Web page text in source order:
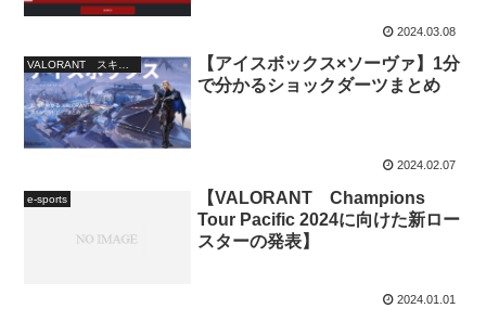
2024.03.08
【アイスボックス×ソーヴァ】1分
で分かるショックダーツまとめ
2024.02.07
e-sports
【VALORANT Champions
Tour Pacific 2024に向けた新ロー
スターの発表】
2024.01.01